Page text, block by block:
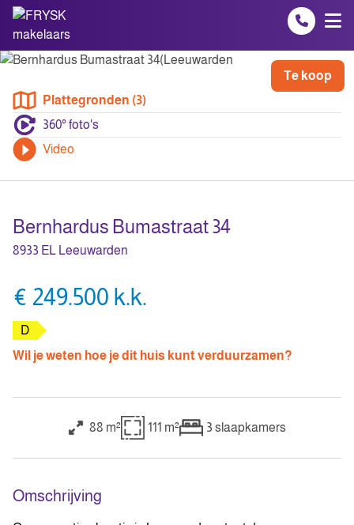
Spring naar inhoud
Te koop
Plattegronden (3)
360° foto's
Video
Bernhardus Bumastraat 34
8933 EL Leeuwarden
€ 249.500 k.k.
D
Wil je weten hoe je dit huis kunt verduurzamen?
88 m² 111 m² 3 slaapkamers
Omschrijving